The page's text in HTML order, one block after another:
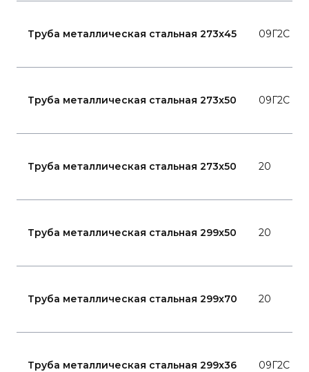
Труба металлическая стальная 273x45 09Г2С
Труба металлическая стальная 273x50 09Г2С
Труба металлическая стальная 273x50 20
Труба металлическая стальная 299x50 20
Труба металлическая стальная 299x70 20
Труба металлическая стальная 299x36 09Г2С